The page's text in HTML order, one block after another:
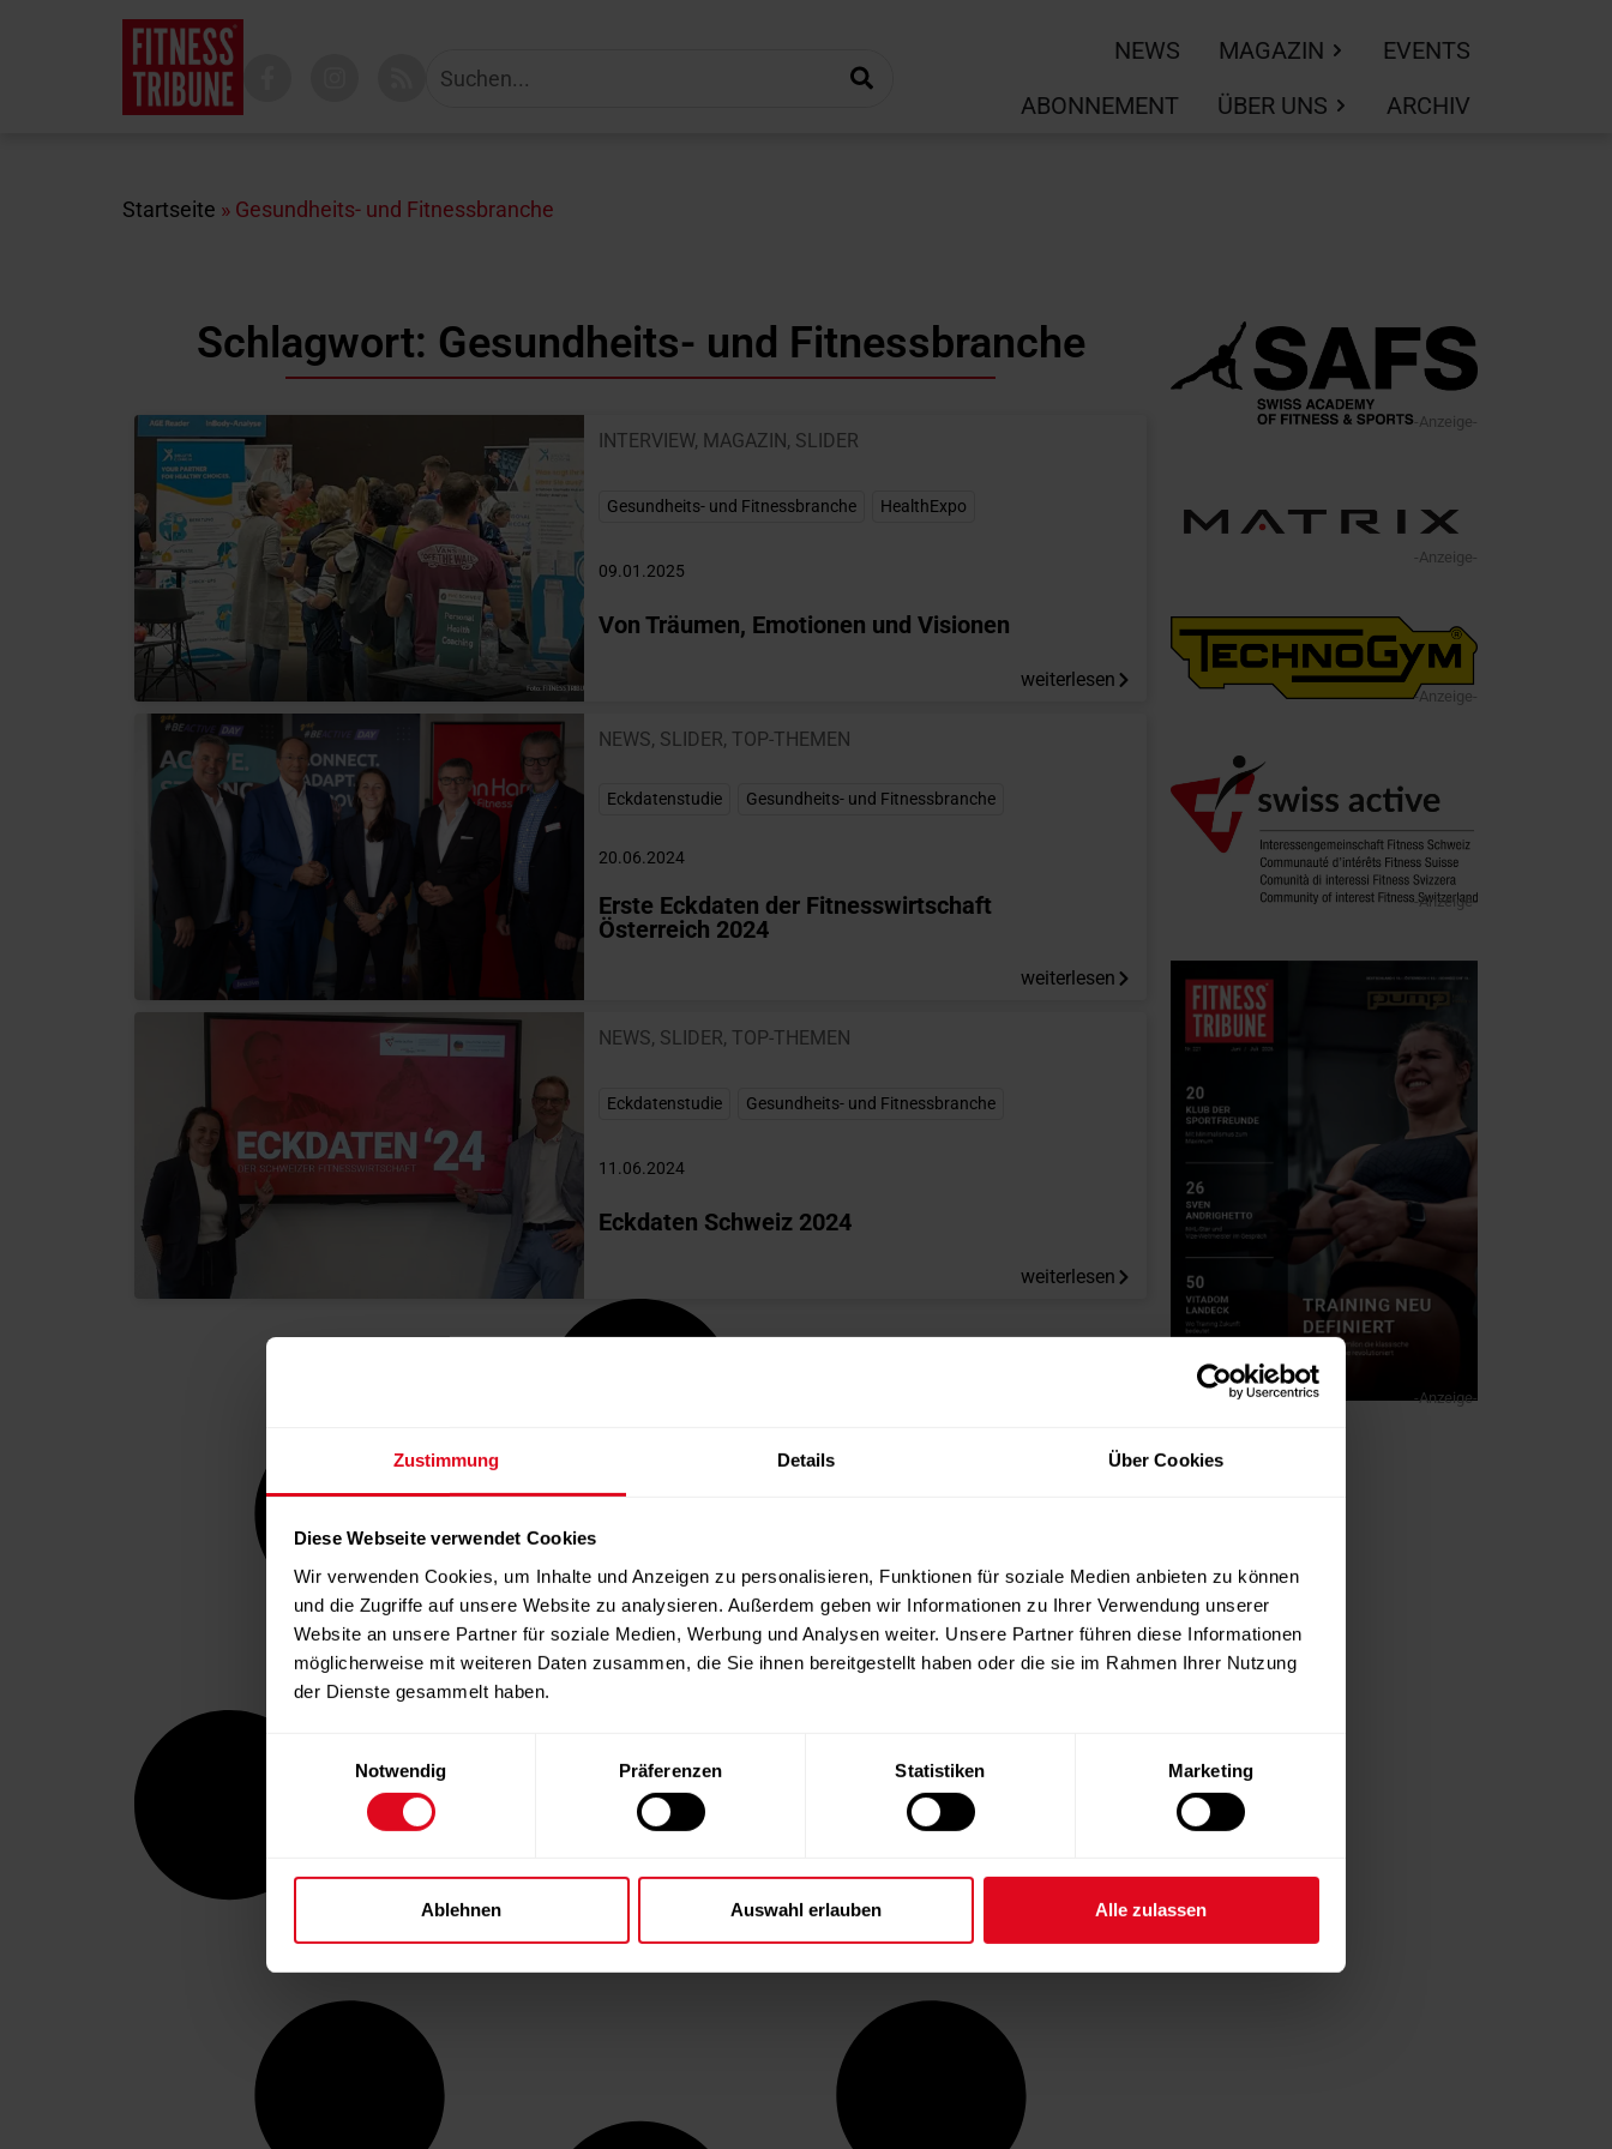
Zustimmung Details Über Cookies
Diese Webseite verwendet Cookies
Wir verwenden Cookies, um Inhalte und Anzeigen zu personalisieren, Funktionen für soziale Medien anbieten zu können
und die Zugriffe auf unsere Website zu analysieren. Außerdem geben wir Informationen zu Ihrer Verwendung unserer
Website an unsere Partner für soziale Medien, Werbung und Analysen weiter. Unsere Partner führen diese Informationen
möglicherweise mit weiteren Daten zusammen, die Sie ihnen bereitgestellt haben oder die sie im Rahmen Ihrer Nutzung
der Dienste gesammelt haben.
Notwendig
Präferenzen Statistiken Marketing
Ablehnen Auswahl erlauben Alle zulassen
NEWS MAGAZIN
EVENTS
ABONNEMENT
ÜBER UNS ARCHIV
Startseite » Gesundheits- und Fitnessbranche
Schlagwort: Gesundheits- und Fitnessbranche
INTERVIEW, MAGAZIN, SLIDER
Gesundheits- und Fitnessbranche HealthExpo
09.01.2025
Von Träumen, Emotionen und Visionen
weiterlesen
NEWS, SLIDER, TOP-THEMEN
Eckdatenstudie Gesundheits- und Fitnessbranche
20.06.2024
Erste Eckdaten der Fitnesswirtschaft
Österreich 2024
weiterlesen
NEWS, SLIDER, TOP-THEMEN
Eckdatenstudie Gesundheits- und Fitnessbranche
11.06.2024
Eckdaten Schweiz 2024
weiterlesen
-Anzeige-
-Anzeige-
-Anzeige-
-Anzeige-
-Anzeige-